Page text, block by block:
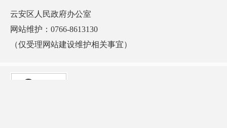
云安区人民政府办公室
网站维护：0766-8613130
（仅受理网站建设维护相关事宜）